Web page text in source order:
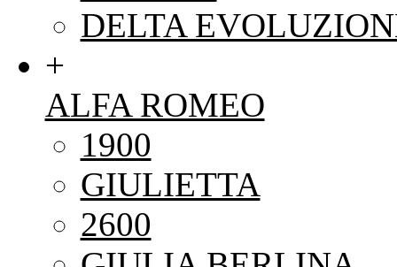
DELTA
+
ALFA ROMEO
1900
GIULIETTA
2600